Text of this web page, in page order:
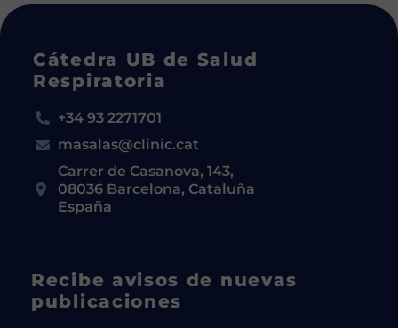
Cátedra UB de Salud
Respiratoria
+34 93 2271701
masalas@clinic.cat
Carrer de Casanova, 143,
08036 Barcelona, Cataluña
España
Recibe avisos de nuevas
publicaciones